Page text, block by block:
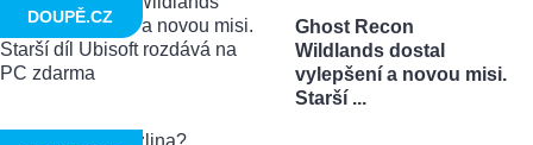
Ghost Recon
Wildlands dostal
vylepšení a novou misi.
Starší ...
DOUPĚ.CZ